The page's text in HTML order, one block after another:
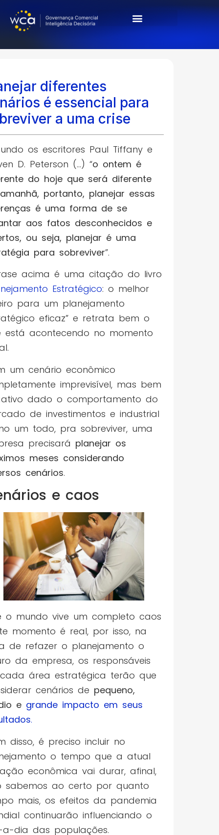
diferentes
é essencial para
a uma crise
os escritores Paul Tiffany e
D. Peterson (…) “o ontem é
do hoje que será diferente
portanto, planejar essas
é uma forma de se
aos fatos desconhecidos e
ou seja, planejar é uma
para sobreviver”.
acima é uma citação do livro
Estratégico: o melhor
para um planejamento
eficaz” e retrata bem o
está acontecendo no momento
um cenário econômico
imprevisível, mas bem
dado o comportamento do
de investimentos e industrial
um todo, pra sobreviver, uma
precisará planejar os
meses considerando
cenários.
e caos
o mundo vive um completo caos
momento é real, por isso, na
de refazer o planejamento o
da empresa, os responsáveis
área estratégica terão que
cenários de pequeno,
e grande impacto em seus
.
disso, é preciso incluir no
o tempo que a atual
econômica vai durar, afinal,
sabemos ao certo por quanto
mais, os efeitos da pandemia
continuarão influenciando o
dia das populações.